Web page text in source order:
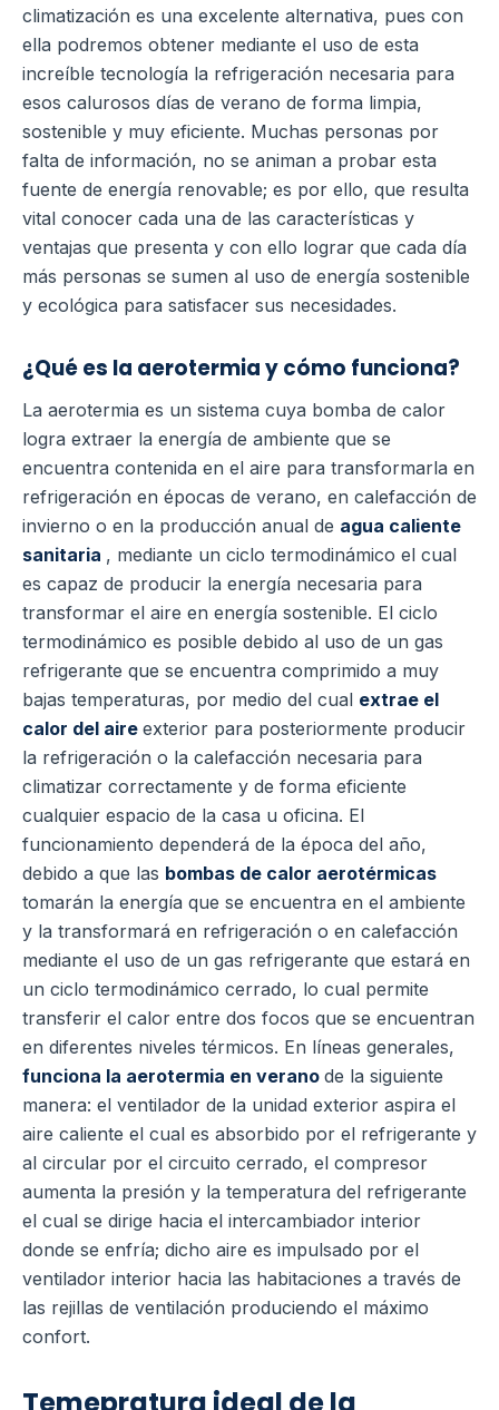
climatización es una excelente alternativa, pues con
ella podremos obtener mediante el uso de esta
increíble tecnología la refrigeración necesaria para
esos calurosos días de verano de forma limpia,
sostenible y muy eficiente. Muchas personas por
falta de información, no se animan a probar esta
fuente de energía renovable; es por ello, que resulta
vital conocer cada una de las características y
ventajas que presenta y con ello lograr que cada día
más personas se sumen al uso de energía sostenible
y ecológica para satisfacer sus necesidades.
¿Qué es la aerotermia y cómo funciona?
La aerotermia es un sistema cuya bomba de calor
logra extraer la energía de ambiente que se
encuentra contenida en el aire para transformarla en
refrigeración en épocas de verano, en calefacción de
invierno o en la producción anual de agua caliente
sanitaria , mediante un ciclo termodinámico el cual
es capaz de producir la energía necesaria para
transformar el aire en energía sostenible. El ciclo
termodinámico es posible debido al uso de un gas
refrigerante que se encuentra comprimido a muy
bajas temperaturas, por medio del cual extrae el
calor del aire exterior para posteriormente producir
la refrigeración o la calefacción necesaria para
climatizar correctamente y de forma eficiente
cualquier espacio de la casa u oficina. El
funcionamiento dependerá de la época del año,
debido a que las bombas de calor aerotérmicas
tomarán la energía que se encuentra en el ambiente
y la transformará en refrigeración o en calefacción
mediante el uso de un gas refrigerante que estará en
un ciclo termodinámico cerrado, lo cual permite
transferir el calor entre dos focos que se encuentran
en diferentes niveles térmicos. En líneas generales,
funciona la aerotermia en verano de la siguiente
manera: el ventilador de la unidad exterior aspira el
aire caliente el cual es absorbido por el refrigerante y
al circular por el circuito cerrado, el compresor
aumenta la presión y la temperatura del refrigerante
el cual se dirige hacia el intercambiador interior
donde se enfría; dicho aire es impulsado por el
ventilador interior hacia las habitaciones a través de
las rejillas de ventilación produciendo el máximo
confort.